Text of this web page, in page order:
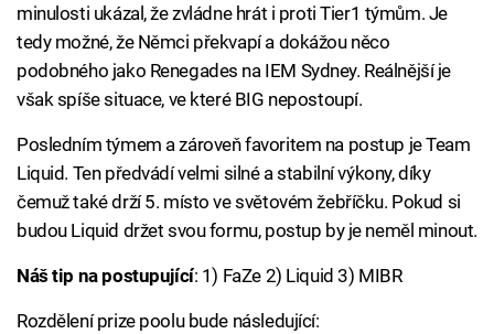
minulosti ukázal, že zvládne hrát i proti Tier1 týmům. Je
tedy možné, že Němci překvapí a dokážou něco
podobného jako Renegades na IEM Sydney. Reálnější je
však spíše situace, ve které BIG nepostoupí.
Posledním týmem a zároveň favoritem na postup je Team
Liquid. Ten předvádí velmi silné a stabilní výkony, díky
čemuž také drží 5. místo ve světovém žebříčku. Pokud si
budou Liquid držet svou formu, postup by je neměl minout.
Náš tip na postupující: 1) FaZe 2) Liquid 3) MIBR
Rozdělení prize poolu bude následující: